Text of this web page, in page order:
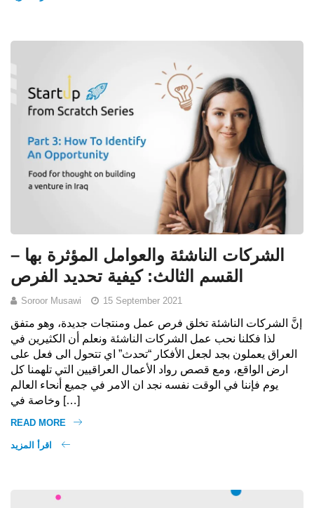
الشركات الناشئة والعوامل المؤثرة بها –
القسم الثالث: كيفية تحديد الفرص
Soroor Musawi 15 September 2021
إنَّ الشركات الناشئة تخلق فرص عمل ومنتجات جديدة، وهو متفق
لذا فكلنا نحب عمل الشركات الناشئة ونعلم أن الكثيرين في
العراق يعملون بجد لجعل الأفكار “تحدث” اي تتحول الى فعل على
ارض الواقع، ومع قصص رواد الأعمال العراقيين التي تلهمنا كل
يوم فإننا في الوقت نفسه نجد ان الامر في جميع أنحاء العالم
وخاصة في […]
READ MORE